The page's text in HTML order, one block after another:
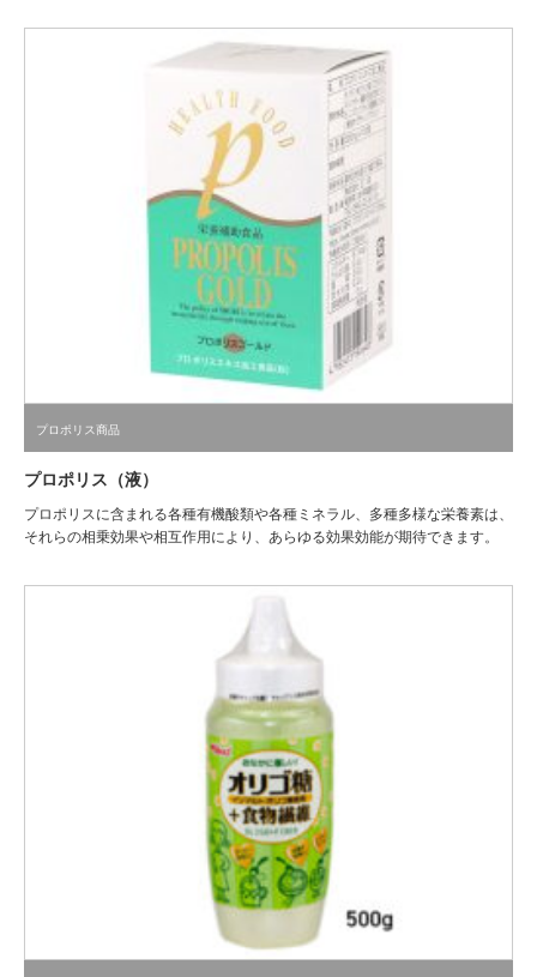
プロポリス商品
プロポリス（液）
プロポリスに含まれる各種有機酸類や各種ミネラル、多種多様な栄養素は、
それらの相乗効果や相互作用により、あらゆる効果効能が期待できます。